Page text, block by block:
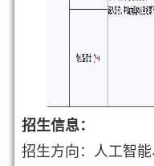
招生信息：
招生方向：人工智